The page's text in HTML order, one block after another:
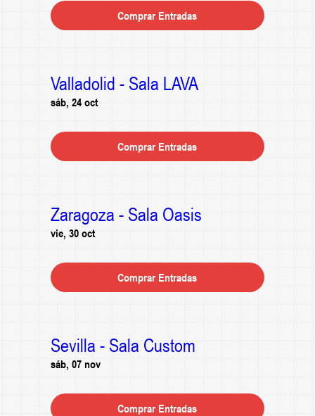
Comprar Entradas
Valladolid - Sala LAVA
sáb, 24 oct
Comprar Entradas
Zaragoza - Sala Oasis
vie, 30 oct
Comprar Entradas
Sevilla - Sala Custom
sáb, 07 nov
Comprar Entradas